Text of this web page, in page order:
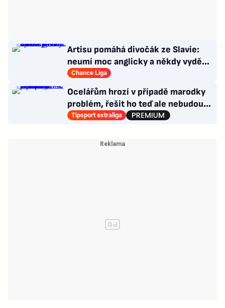
Artisu pomáhá divočák ze Slavie:
neumí moc anglicky a někdy vyděsí
trenéra. Čím?
Chance Liga
Ocelářům hrozí v případě marodky
problém, řešit ho teď ale nebudou.
Jak složí útok?
Tipsport extraliga